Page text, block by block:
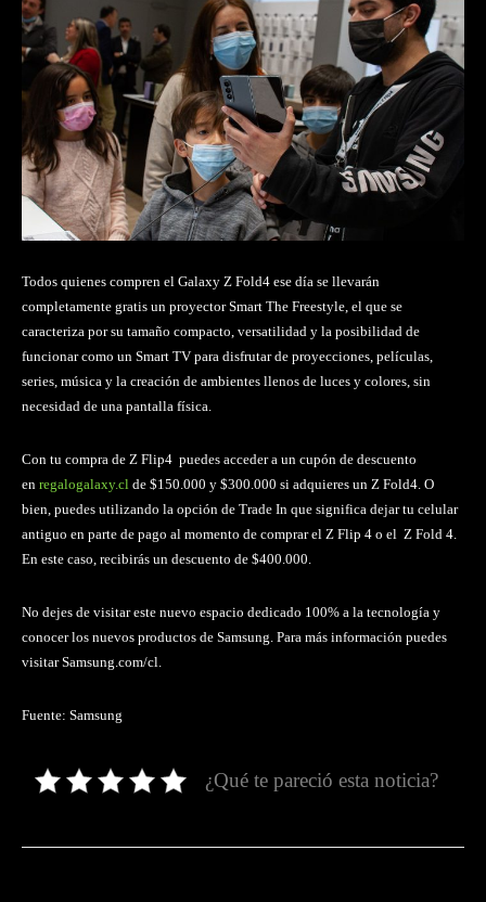
Todos quienes compren el Galaxy Z Fold4 ese día se llevarán
completamente gratis un proyector Smart The Freestyle, el que se
caracteriza por su tamaño compacto, versatilidad y la posibilidad de
funcionar como un Smart TV para disfrutar de proyecciones, películas,
series, música y la creación de ambientes llenos de luces y colores, sin
necesidad de una pantalla física.
Con tu compra de Z Flip4 puedes acceder a un cupón de descuento
en regalogalaxy.cl de $150.000 y $300.000 si adquieres un Z Fold4. O
bien, puedes utilizando la opción de Trade In que significa dejar tu celular
antiguo en parte de pago al momento de comprar el Z Flip 4 o el Z Fold 4.
En este caso, recibirás un descuento de $400.000.
No dejes de visitar este nuevo espacio dedicado 100% a la tecnología y
conocer los nuevos productos de Samsung. Para más información puedes
visitar Samsung.com/cl.
Fuente: Samsung
¿Qué te pareció esta noticia?